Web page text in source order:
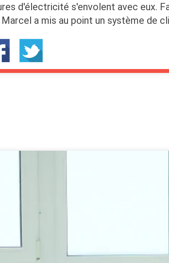
d'électricité s'envolent avec eux.
a mis au point un système de